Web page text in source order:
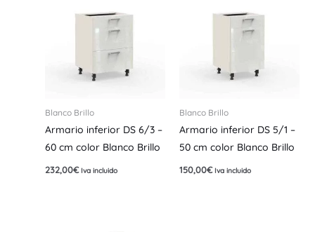
Blanco Brillo
Armario inferior DS 6/3 –
60 cm color Blanco Brillo
232,00€ Iva incluido
Blanco Brillo
Armario inferior DS 5/1 –
50 cm color Blanco Brillo
150,00€ Iva incluido